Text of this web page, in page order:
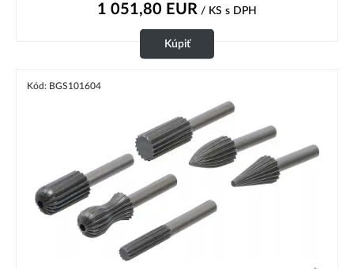
1 051,80 EUR / KS s DPH
Kúpiť
Kód: BGS101604